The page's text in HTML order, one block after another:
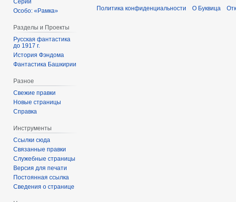
Серии
Особо: «Рамка»
Разделы и Проекты
Русская фантастика
до 1917 г.
История Фэндома
Фантастика Башкирии
Разное
Свежие правки
Новые страницы
Справка
Инструменты
Ссылки сюда
Связанные правки
Служебные страницы
Версия для печати
Постоянная ссылка
Сведения о странице
Политика конфиденциальности О Буквица